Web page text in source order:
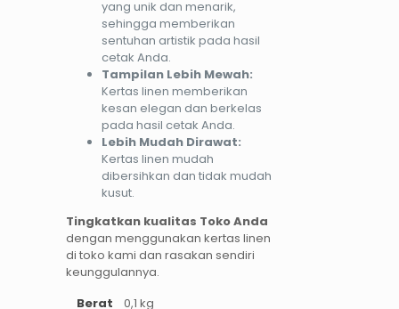
yang unik dan menarik,
sehingga memberikan
sentuhan artistik pada hasil
cetak Anda.
Tampilan Lebih Mewah:
Kertas linen memberikan
kesan elegan dan berkelas
pada hasil cetak Anda.
Lebih Mudah Dirawat:
Kertas linen mudah
dibersihkan dan tidak mudah
kusut.
Tingkatkan kualitas Toko Anda
dengan menggunakan kertas linen
di toko kami dan rasakan sendiri
keunggulannya.
Berat
0,1 kg